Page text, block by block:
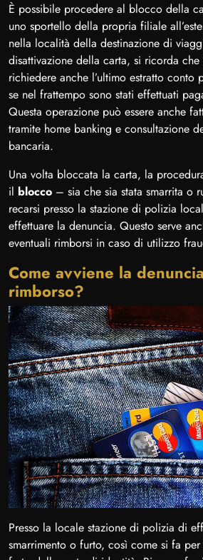
È possibile procedere al blocco della
uno sportello della propria filiale
nella località della destinazione di
disattivazione della carta, si ricorda
richiedere anche l’ultimo estratto conto
se nel frattempo sono stati effettuati
Questa operazione può essere anche
tramite home banking e consultazione
bancaria.
Una volta bloccata la carta, la
il blocco – sia che sia stata smarrita o
recarsi presso la stazione di polizia
effettuare la denuncia. Questo serve
eventuali rimborsi in caso di utilizzo
Come avviene la
rimborso?
Presso la locale stazione di polizia di
smarrimento o furto, così come si fa